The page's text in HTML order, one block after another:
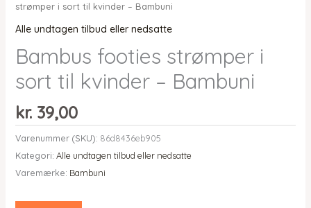
strømper i sort til kvinder – Bambuni
Alle undtagen tilbud eller nedsatte
Bambus footies strømper i
sort til kvinder – Bambuni
kr.39,00
Varenummer (SKU): 86d8436eb905
Kategori: Alle undtagen tilbud eller nedsatte
Varemærke: Bambuni